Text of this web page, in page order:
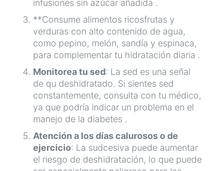
infusiones sin azúcar añadida .
**Consume alimentos ricosfrutas y
verduras con alto contenido de agua,
como pepino, melón, sandía y espinaca,
para complementar tu hidratación diaria .
Monitorea tu sed: La sed es una señal
de qu deshidratado. Si sientes sed
constantemente, consulta con tu médico,
ya que podría indicar un problema en el
manejo de la diabetes .
Atención a los días calurosos o de
ejercicio: La sudcesiva puede aumentar
el riesgo de deshidratación, lo que puede